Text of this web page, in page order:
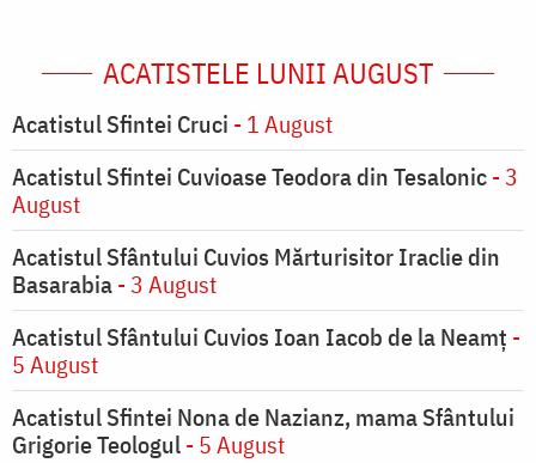
ACATISTELE LUNII AUGUST
Acatistul Sfintei Cruci - 1 August
Acatistul Sfintei Cuvioase Teodora din Tesalonic- 3
August
Acatistul Sfântului Cuvios Mărturisitor Iraclie din
Basarabia- 3 August
Acatistul Sfântului Cuvios Ioan Iacob de la Neamț -
5 August
Acatistul Sfintei Nona de Nazianz, mama Sfântului
Grigorie Teologul- 5 August